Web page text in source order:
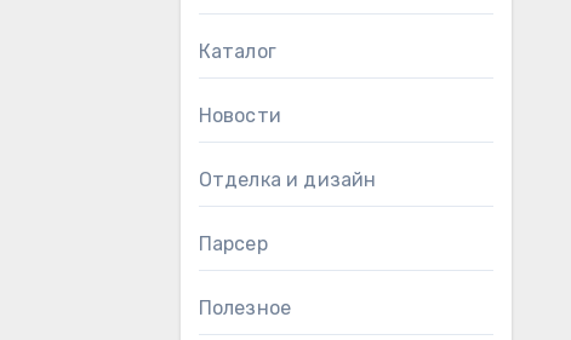
Каталог
Новости
Отделка и дизайн
Парсер
Полезное